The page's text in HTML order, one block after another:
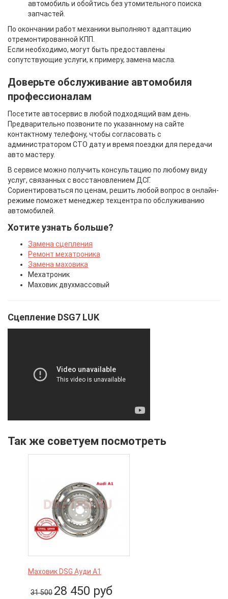
автомобиль и обойтись без утомительного поиска
запчастей.
По окончании работ механики выполняют адаптацию
отремонтированной КПП.
Если необходимо, могут быть предоставлены
сопутствующие услуги, к примеру, замена масла.
Доверьте обслуживание автомобиля
профессионалам
Посетите автосервис в любой подходящий вам день.
Предварительно позвоните по указанному на сайте
контактному телефону, чтобы согласовать с
администратором СТО дату и время поездки для передачи
авто мастеру.
В сервисе можно получить консультацию по любому виду
услуг, связанных с восстановлением ДСГ.
Сориентироваться по ценам, решить любой вопрос в онлайн-
режиме поможет менеджер техцентра по обслуживанию
автомобилей.
Хотите узнать больше?
Замена сцепления
Ремонт мехатроника
Замена маховика
Мехатроник
Маховик двухмассовый
Сцепление DSG7 LUK
Так же советуем посмотреть
Маховик DSG Ауди А1
31 500 28 450 руб